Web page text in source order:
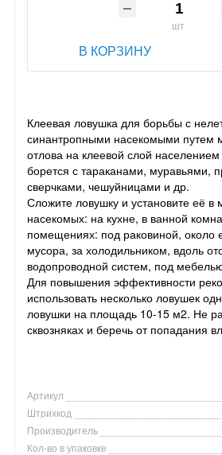
шт
В КОРЗИНУ
Клеевая ловушка для борьбы с
синантропными насекомыми путем
отлова на клеевой слой
борется с тараканами, муравьями,
сверчками, чешуйницами и др.
Сложите ловушку и установите её в
насекомых: на кухне, в ванной
помещениях: под раковиной, около
мусора, за холодильником, вдоль
водопроводной систем, под
Для повышения эффективности
использовать несколько ловушек
ловушки на площадь 10-15 м2. Не
сквозняках и беречь от попадания
Артикул
Штрихкод
Производитель
Кол-во в упаковке